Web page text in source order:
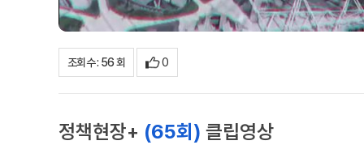
조회수 : 56 회 0
정책현장+ (65회) 클립영상